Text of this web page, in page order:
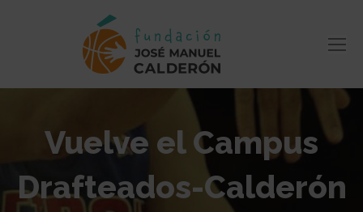
Vuelve el Campus
Drafteados-Calderón